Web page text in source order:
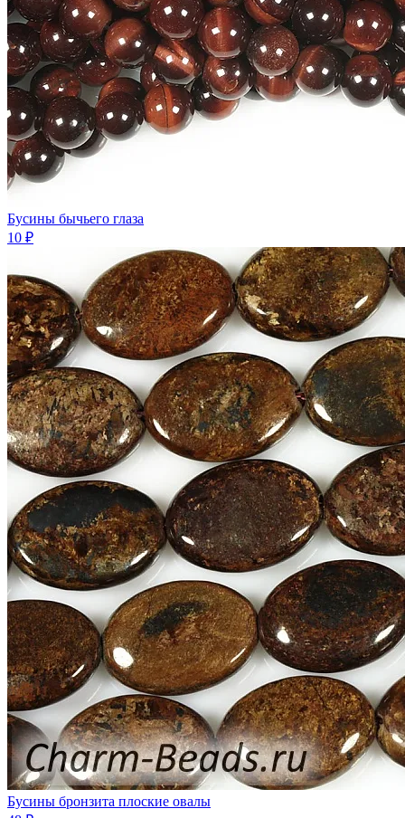
Бусины бычьего глаза
10 ₽
Бусины бронзита плоские овалы